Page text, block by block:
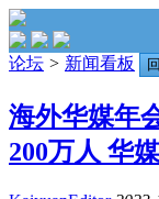
论坛 > 新闻看板
海外华媒年
200万人 华